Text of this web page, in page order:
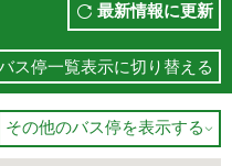
最新情報に更新
ス停一覧表示に切り替える
その他のバス停を表示する 